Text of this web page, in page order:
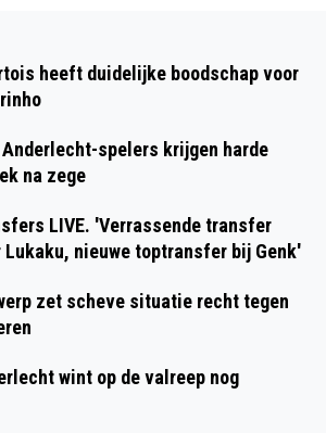
heeft duidelijke boodschap voor
Anderlecht-spelers krijgen harde
na zege
LIVE. 'Verrassende transfer
Lukaku, nieuwe toptransfer bij Genk'
zet scheve situatie recht tegen
wint op de valreep nog